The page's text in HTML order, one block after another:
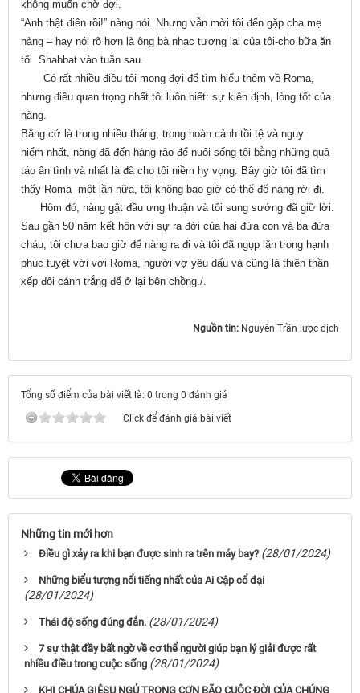
không muốn chờ đợi.
“Anh thật điên rồi!” nàng nói. Nhưng vẫn mời tôi đến gặp cha mẹ
nàng – hay nói rõ hơn là ông bà nhạc tương lai của tôi-cho bữa ăn
tối Shabbat vào tuần sau.
Có rất nhiều điều tôi mong đợi để tìm hiểu thêm về Roma,
nhưng điều quan trọng nhất tôi luôn biết: sự kiên định, lòng tốt của
nàng.
Bằng cớ là trong nhiều tháng, trong hoàn cảnh tồi tệ và nguy
hiểm nhất, nàng đã đến hàng rào để nuôi sống tôi bằng những quả
táo ân tình và nhất là đã cho tôi niềm hy vọng. Bây giờ tôi đã tìm
thấy Roma một lần nữa, tôi không bao giờ có thể để nàng rời đi.
Hôm đó, nàng gật đầu ưng thuận và tôi sung sướng đã giữ lời.
Sau gần 50 năm kết hôn với sự ra đời của hai đứa con và ba đứa
cháu, tôi chưa bao giờ để nàng ra đi và tôi đã ngụp lặn trong hạnh
phúc tuyệt vời với Roma, người vợ yêu dấu và cũng là thiên thần
xếp đôi cánh trắng để ở lại bên chồng./.
Nguồn tin: Nguyên Trần lược dịch
Tổng số điểm của bài viết là: 0 trong 0 đánh giá
Click để đánh giá bài viết
Những tin mới hơn
Điều gì xảy ra khi bạn được sinh ra trên máy bay? (28/01/2024)
Những biểu tượng nổi tiếng nhất của Ai Cập cổ đại
(28/01/2024)
Thái độ sống đúng đắn. (28/01/2024)
7 sự thật đầy bất ngờ về cơ thể người giúp bạn lý giải được rất
nhiều điều trong cuộc sống (28/01/2024)
KHI CHÚA GIÊSU NGỦ TRONG CƠN BÃO CUỘC ĐỜI CỦA CHÚNG